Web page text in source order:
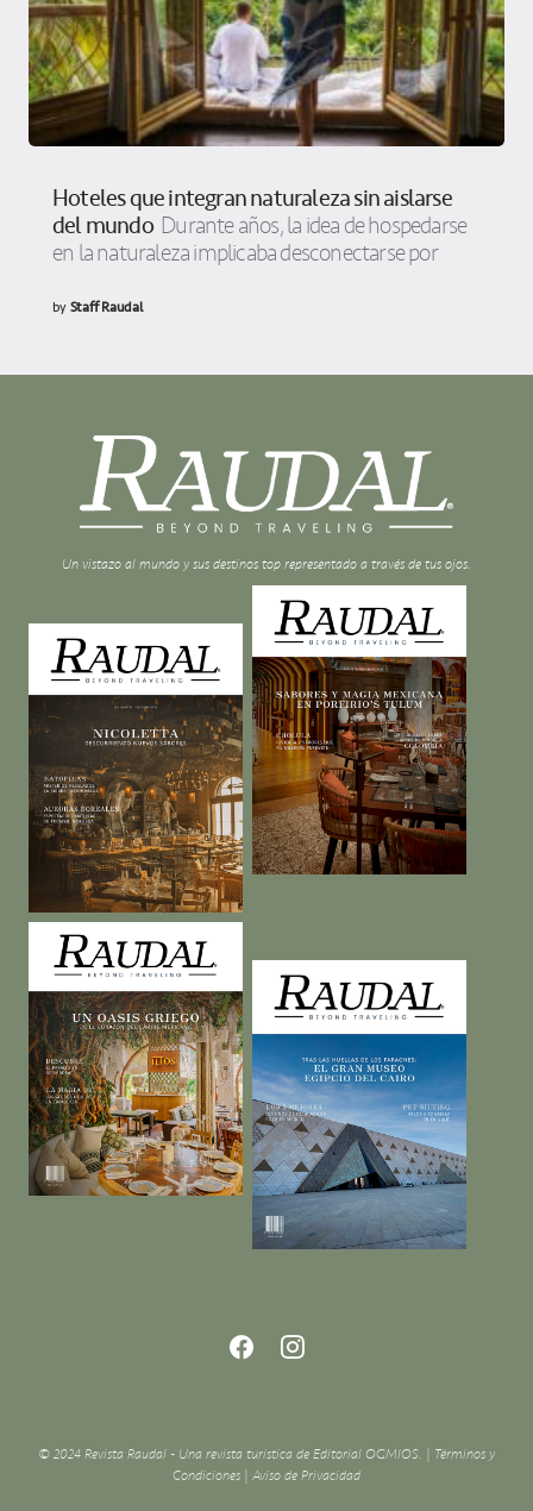
Hoteles que integran naturaleza sin aislarse
del mundo Durante años, la idea de hospedarse
en la naturaleza implicaba desconectarse por
byStaff Raudal
Un vistazo al mundo y sus destinos top representado a través de tus ojos.
© 2024 Revista Raudal - Una revista turística de Editorial OGMIOS. | Términos y
Condiciones
Aviso de Privacidad